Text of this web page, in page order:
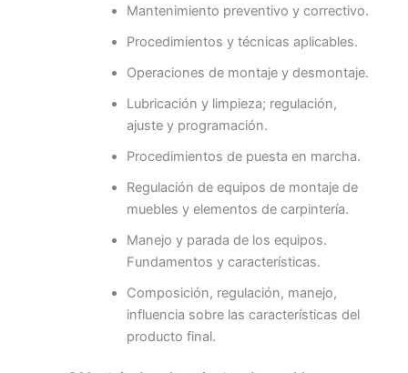
Mantenimiento preventivo y correctivo.
Procedimientos y técnicas aplicables.
Operaciones de montaje y desmontaje.
Lubricación y limpieza; regulación,
ajuste y programación.
Procedimientos de puesta en marcha.
Regulación de equipos de montaje de
muebles y elementos de carpintería.
Manejo y parada de los equipos.
Fundamentos y características.
Composición, regulación, manejo,
influencia sobre las características del
producto final.